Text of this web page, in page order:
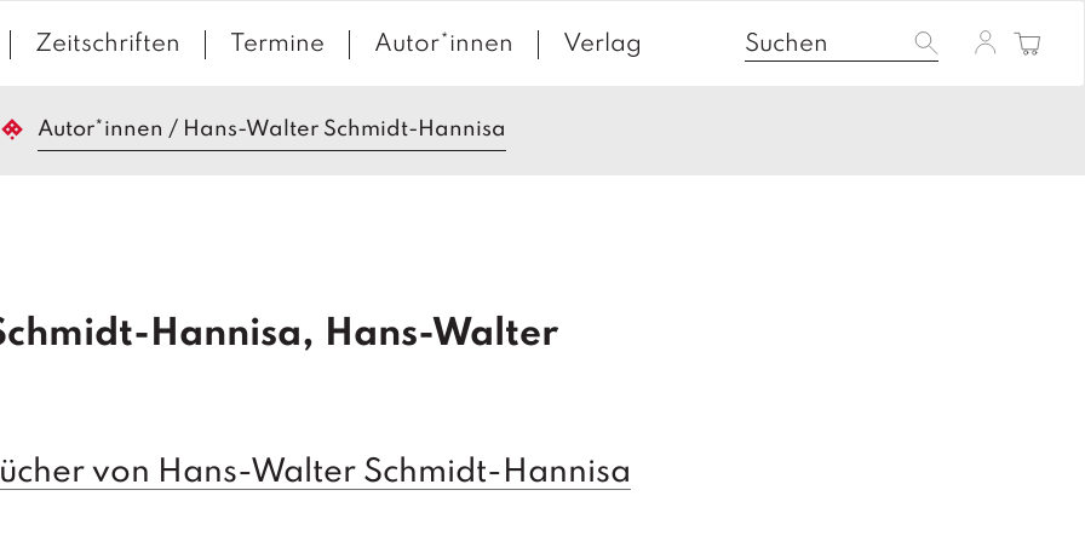
Zeitschriften Termine Autor*innen Verlag
Autor*innen / Hans-Walter Schmidt-Hannisa
Hannisa, Hans-Walter
von Hans-Walter Schmidt-Hannisa